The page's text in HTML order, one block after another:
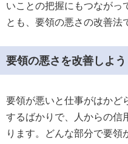
いことの把握にもつながっ
とも、要領の悪さの改善法
要領の悪さを改善しよう
要領が悪いと仕事がはかど
するばかりで、人からの信
ります。どんな部分で要領